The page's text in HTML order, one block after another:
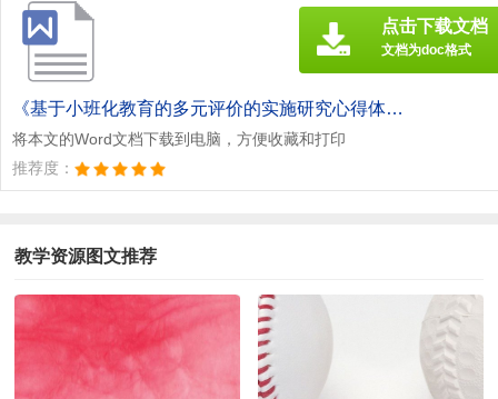
《基于小班化教育的多元评价的实施研究心得体会[此文共1098字].doc》
将本文的Word文档下载到电脑，方便收藏和打印
推荐度：
点击下载文档
文档为doc格式
教学资源图文推荐